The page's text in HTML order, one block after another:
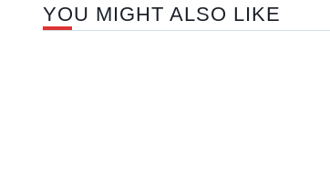
YOU MIGHT ALSO LIKE